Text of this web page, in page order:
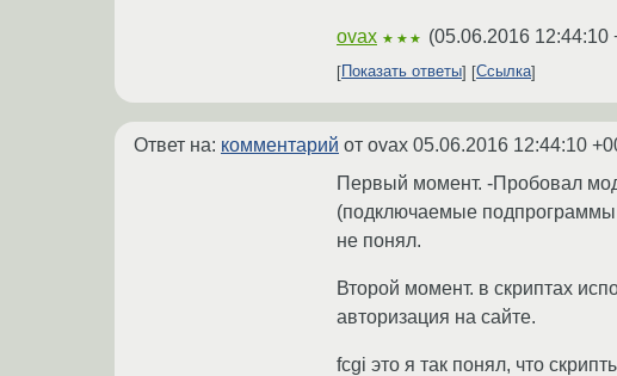
ovax ★★★ (05.06.2016 12:44:10
Показать ответы Ссылка
Ответ на: комментарий от ovax 05.06.2016 12:44:10
Первый момент. -Пробовал
(подключаемые подпрограммы
не понял.
Второй момент. в скриптах
авторизация на сайте.
fcgi это я так понял, что